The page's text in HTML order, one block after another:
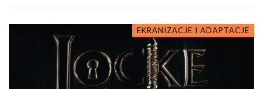
EKRANIZACJE I ADAPTACJE